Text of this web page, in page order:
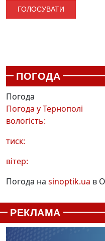
ПОГОДА
Погода
Погода уТернополі
вологість:
тиск:
вітер:
Погода на sinoptik.ua в
РЕКЛАМА